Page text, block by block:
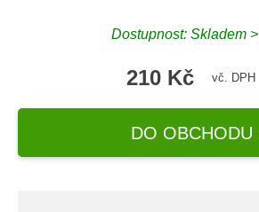
Dostupnost: Skladem
210 Kč vč. DPH
DO OBCHODU